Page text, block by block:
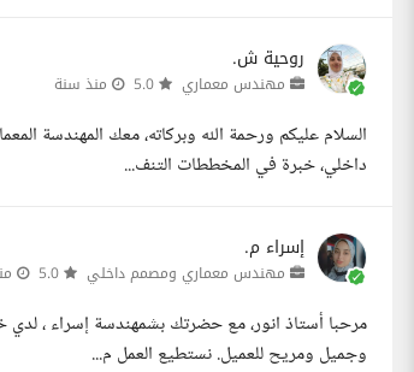
روحية ش.
مهندس معماري منذ سنة
داخلي، خبرة في المخططات التنف...
إسراء م.
مهندس معماري ومصمم داخلي
مرحبا أستاذ انور، مع حضرتك بشمهندسة إسراء ،
وجميل ومريح للعميل. نستطيع العمل م...